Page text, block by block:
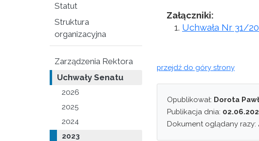
Statut
Struktura
organizacyjna
Zarządzenia Rektora
Uchwały Senatu
2026
2025
2024
2023
Załączniki:
Uchwała Nr 31/
przejdź do góry strony
Opublikował: Dorota
Publikacja dnia:
Dokument oglądany razy: